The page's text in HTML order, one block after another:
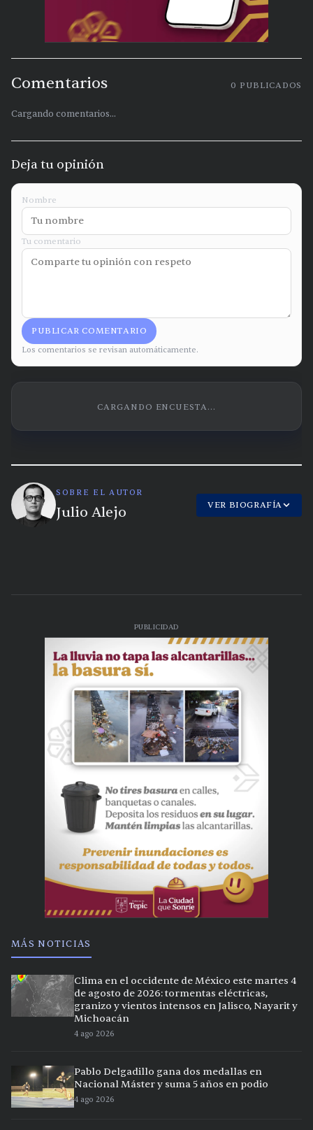
Comentarios 0 PUBLICADOS
Cargando comentarios...
Deja tu opinión
Nombre
Tu comentario
PUBLICAR COMENTARIO
Los comentarios se revisan automáticamente.
CARGANDO ENCUESTA...
SOBRE EL AUTOR
Julio Alejo VER BIOGRAFÍA
PUBLICIDAD
MÁS NOTICIAS
Clima en el occidente de México este martes 4
de agosto de 2026: tormentas eléctricas,
granizo y vientos intensos en Jalisco, Nayarit y
Michoacán
4 ago 2026
Pablo Delgadillo gana dos medallas en
Nacional Máster y suma 5 años en podio
4 ago 2026